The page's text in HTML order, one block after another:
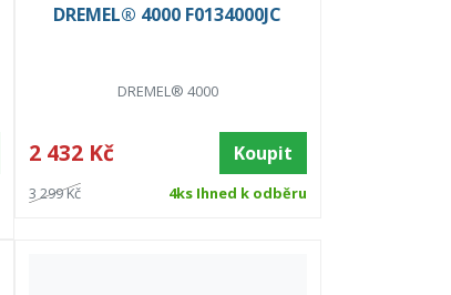
DREMEL® 4000 F0134000JC
DREMEL® 4000
2 432 Kč Koupit
3 299 Kč 4ks Ihned k odběru